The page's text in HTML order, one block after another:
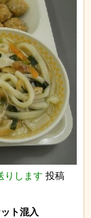
りします 投稿
ト混入